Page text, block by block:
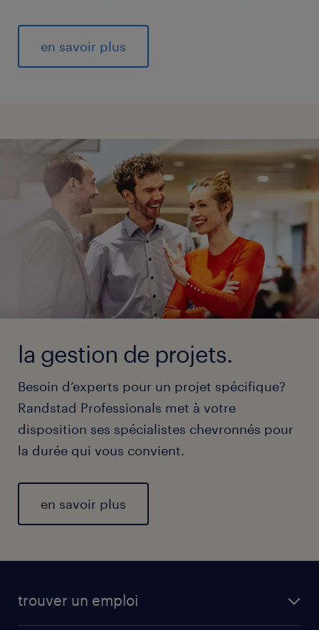
en savoir plus
la gestion de projets.
Besoin d’experts pour un projet spécifique?
Randstad Professionals met à votre
disposition ses spécialistes chevronnés pour
la durée qui vous convient.
en savoir plus
trouver un emploi